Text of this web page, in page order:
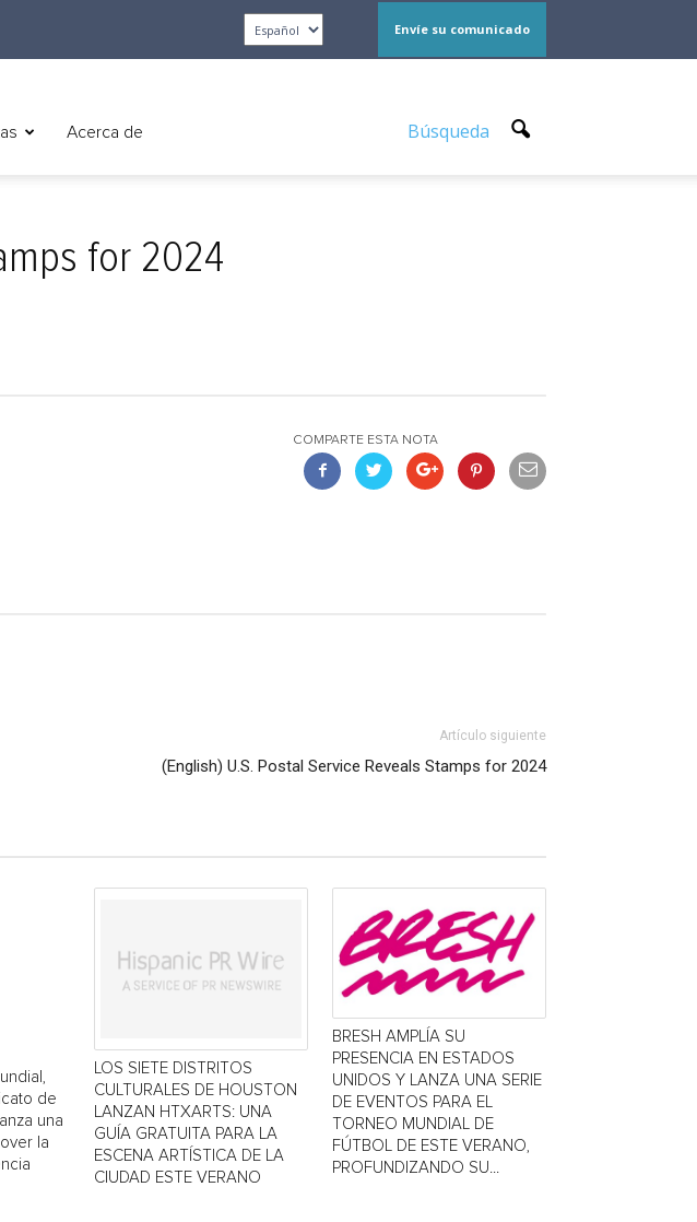
Envíe su comunicado
Acerca de Búsqueda
for 2024
COMPARTE ESTA NOTA
Artículo siguiente
(English) U.S. Postal Service Reveals Stamps for 2024
de
una
la
LOS SIETE DISTRITOS
CULTURALES DE HOUSTON
LANZAN HTXARTS: UNA
GUÍA GRATUITA PARA LA
ESCENA ARTÍSTICA DE LA
CIUDAD ESTE VERANO
BRESH AMPLÍA SU
PRESENCIA EN ESTADOS
UNIDOS Y LANZA UNA SERIE
DE EVENTOS PARA EL
TORNEO MUNDIAL DE
FÚTBOL DE ESTE VERANO,
PROFUNDIZANDO SU...